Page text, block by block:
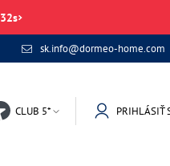
32s
sk.info@dormeo-home.com
CLUB 5* PRIHLÁSIŤ